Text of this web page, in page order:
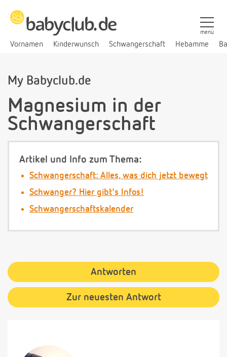
Vornamen Kinderwunsch Schwangerschaft Hebamme
menü
My Babyclub.de
Magnesium in der
Schwangerschaft
Artikel und Info zum Thema:
Schwangerschaft: Alles, was dich jetzt bewegt
Schwanger? Hier gibt's Infos!
Schwangerschaftskalender
Antworten
Zur neuesten Antwort